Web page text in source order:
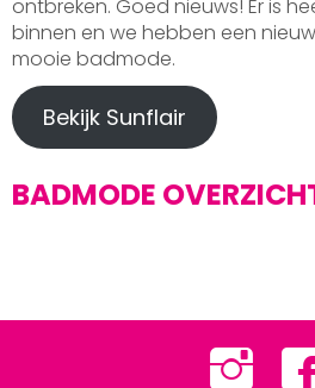
ontbreken. Goed nieuws! Er is
binnen en we hebben een
mooie badmode.
Bekijk Sunflair
BADMODE